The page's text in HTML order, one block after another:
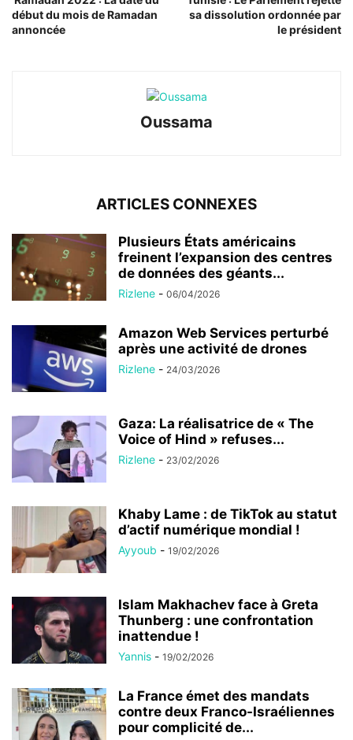
début du mois de Ramadan
annoncée
sa dissolution ordonnée par
le président
Oussama
ARTICLES CONNEXES
Plusieurs États américains
freinent l’expansion des centres
de données des géants...
Rizlene - 06/04/2026
Amazon Web Services perturbé
après une activité de drones
Rizlene - 24/03/2026
Gaza: La réalisatrice de « The
Voice of Hind » refuses...
Rizlene - 23/02/2026
Khaby Lame : de TikTok au statut
d’actif numérique mondial !
Ayyoub - 19/02/2026
Islam Makhachev face à Greta
Thunberg : une confrontation
inattendue !
Yannis - 19/02/2026
La France émet des mandats
contre deux Franco-Israéliennes
pour complicité de...